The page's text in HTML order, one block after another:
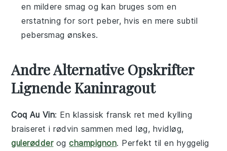
en mildere smag og kan bruges som en
erstatning for sort peber, hvis en mere subtil
pebersmag ønskes.
Andre Alternative Opskrifter
Lignende Kaninragout
Coq Au Vin: En klassisk fransk ret med kylling
braiseret irødvin sammen medløg, hvidløg,
gulerødderogchampignon. Perfekt til en hyggelig